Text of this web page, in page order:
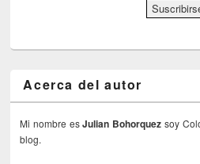
Acerca del autor
Mi nombre esJulian Bohorquez soy
blog.